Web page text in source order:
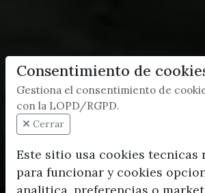
Consentimiento de
Gestiona el consentimiento de
con la LOPD/RGPD.
Cerrar
Este sitio usa cookies tecnicas
para funcionar y cookies